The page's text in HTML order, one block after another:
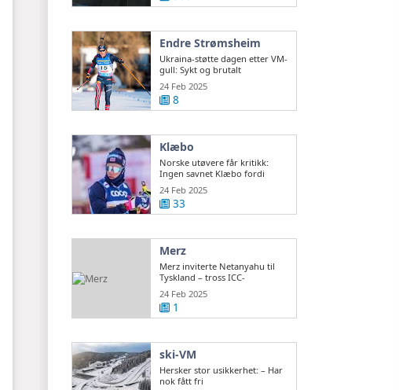
Endre Strømsheim
Ukraina-støtte dagen etter VM-
gull: Sykt og brutalt
24 Feb 2025
8
Klæbo
Norske utøvere får kritikk:
Ingen savnet Klæbo fordi
Northug var der
24 Feb 2025
33
Merz
Merz inviterte Netanyahu til
Tyskland – tross ICC-
arrestordre
24 Feb 2025
1
ski-VM
Hersker stor usikkerhet: – Har
nok fått fri